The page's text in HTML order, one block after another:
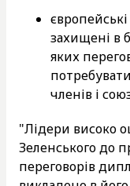
захищені в
яких
членів і
"Лідери високо
Зеленського до
переговорів